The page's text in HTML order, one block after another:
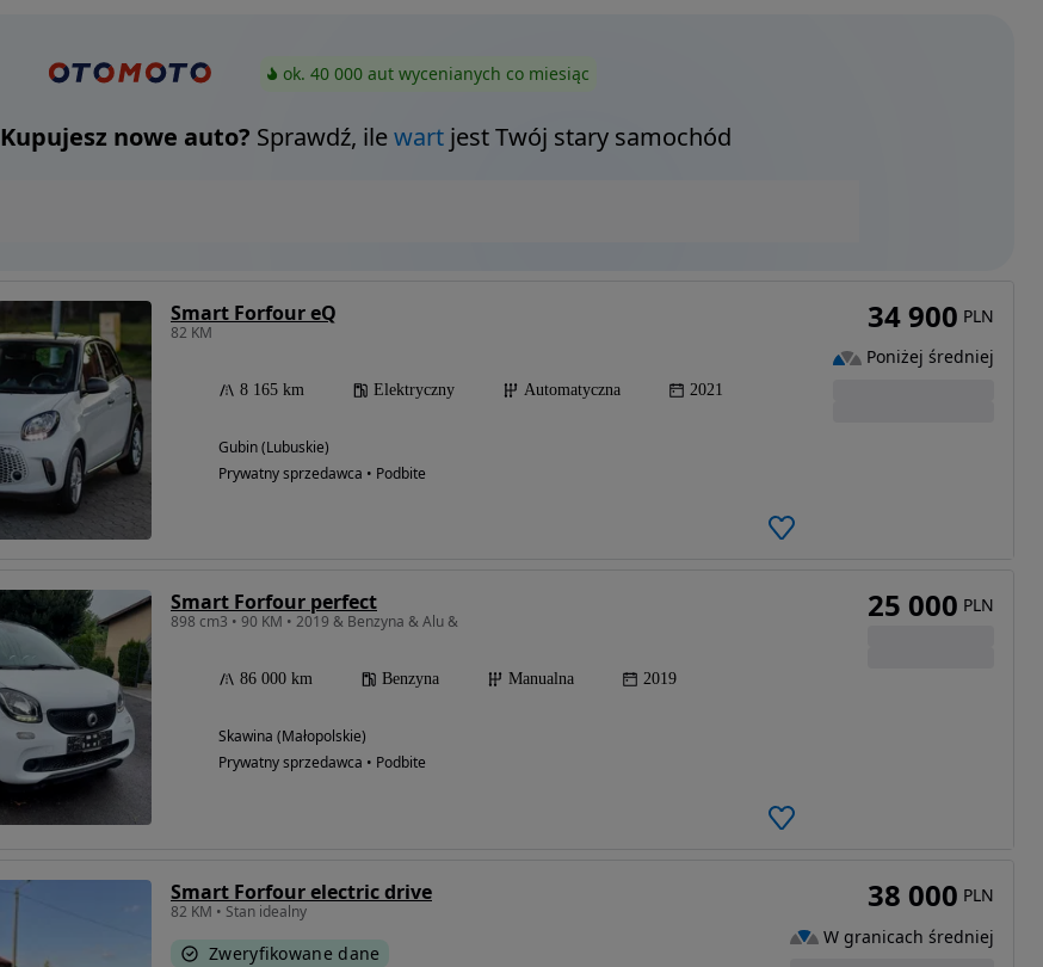
ok. 40 000 aut wycenianych co miesiąc
Kupujesz nowe auto? Sprawdź, ilewartjest Twój stary samochód
Smart Forfour eQ
82 KM
8 165 km Elektryczny Automatyczna 2021
Gubin (Lubuskie)
Prywatny sprzedawca • Podbite
34 900 PLN
Poniżej średniej
Smart Forfour perfect
898 cm3 • 90 KM • 2019 & Benzyna & Alu &
86 000 km Benzyna Manualna 2019
Skawina (Małopolskie)
Prywatny sprzedawca • Podbite
25 000 PLN
Smart Forfour electric drive
82 KM • Stan idealny
Zweryfikowane dane
38 000 PLN
W granicach średniej